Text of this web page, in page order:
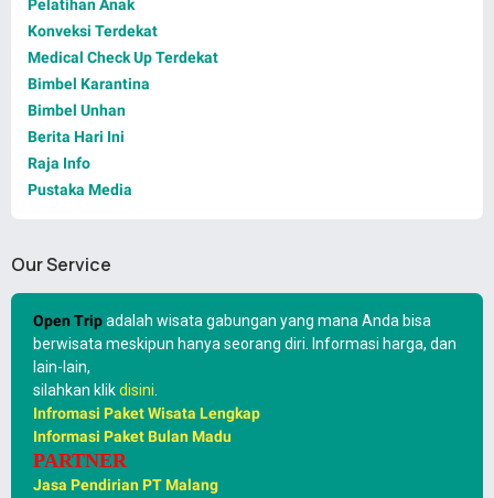
Pelatihan Anak
Konveksi Terdekat
Medical Check Up Terdekat
Bimbel Karantina
Bimbel Unhan
Berita Hari Ini
Raja Info
Pustaka Media
Our Service
Open Tripadalah wisata gabungan yang mana Anda bisa
berwisata meskipun hanya seorang diri. Informasi harga, dan
lain-lain,
silahkan klikdisini
Infromasi Paket Wisata Lengkap
Informasi Paket Bulan Madu
PARTNER
Jasa Pendirian PT Malang